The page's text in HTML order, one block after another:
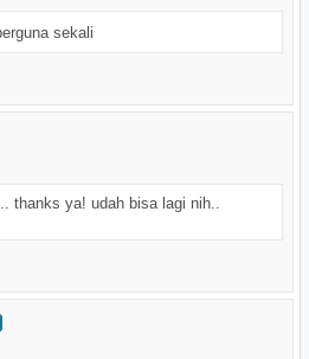
sekali
thanks ya! udah bisa lagi nih..